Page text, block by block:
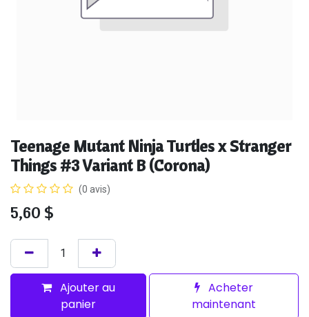
Teenage Mutant Ninja Turtles x Stranger
Things #3 Variant B (Corona)
(0 avis)
5,60 $
Ajouter au
panier
Acheter
maintenant